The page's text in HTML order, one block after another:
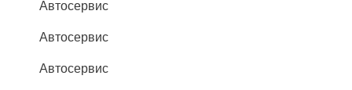
Автосервис
Автосервис
Автосервис